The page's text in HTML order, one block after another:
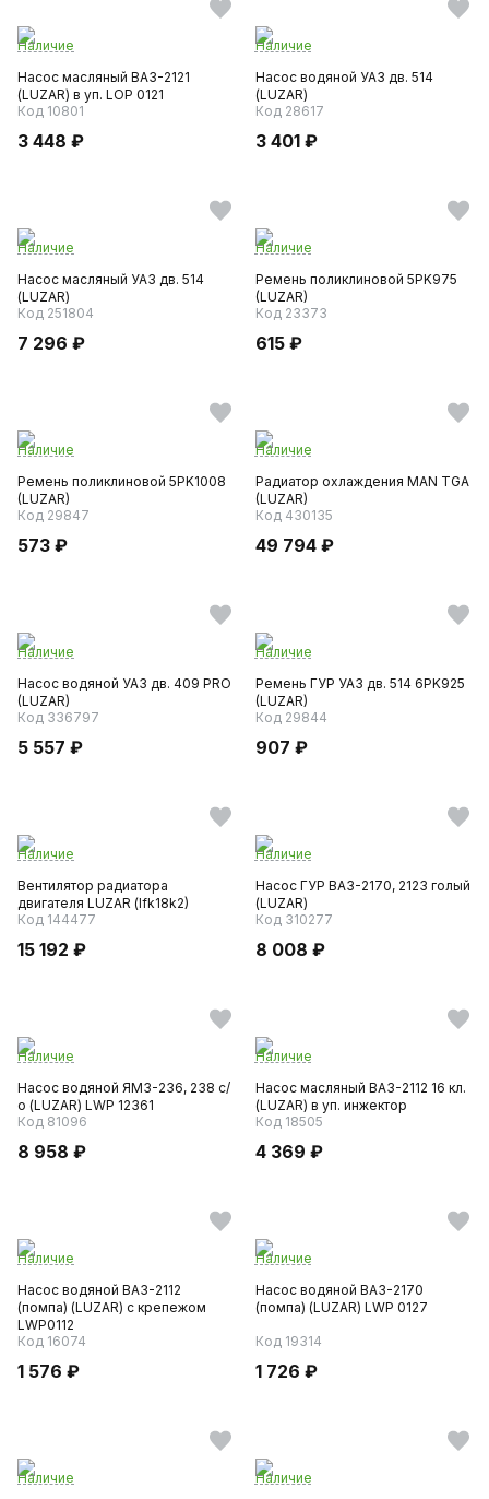
Наличие
Насос масляный ВАЗ-2121
(LUZAR) в уп. LOP 0121
Код 10801
3 448 ₽
Наличие
Насос водяной УАЗ дв. 514
(LUZAR)
Код 28617
3 401 ₽
Наличие
Насос масляный УАЗ дв. 514
(LUZAR)
Код 251804
7 296 ₽
Наличие
Ремень поликлиновой 5PK975
(LUZAR)
Код 23373
615 ₽
Наличие
Ремень поликлиновой 5РK1008
(LUZAR)
Код 29847
573 ₽
Наличие
Радиатор охлаждения MAN TGA
(LUZAR)
Код 430135
49 794 ₽
Наличие
Насос водяной УАЗ дв. 409 PRO
(LUZAR)
Код 336797
5 557 ₽
Наличие
Ремень ГУР УАЗ дв. 514 6PK925
(LUZAR)
Код 29844
907 ₽
Наличие
Вентилятор радиатора
двигателя LUZAR (lfk18k2)
Код 144477
15 192 ₽
Наличие
Насос ГУР ВАЗ-2170, 2123 голый
(LUZAR)
Код 310277
8 008 ₽
Наличие
Насос водяной ЯМЗ-236, 238 с/
о (LUZAR) LWP 12361
Код 81096
8 958 ₽
Наличие
Насос масляный ВАЗ-2112 16 кл.
(LUZAR) в уп. инжектор
Код 18505
4 369 ₽
Наличие
Насос водяной ВАЗ-2112
(помпа) (LUZAR) с крепежом
LWP0112
Код 16074
1 576 ₽
Наличие
Насос водяной ВАЗ-2170
(помпа) (LUZAR) LWP 0127
Код 19314
1 726 ₽
Наличие
Наличие